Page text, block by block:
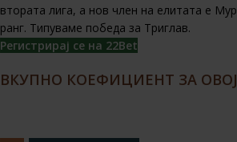
втората лига, а нов член на елитата е
ранг. Типуваме победа за Триглав.
Регистрирај се на 22Bet
ВКУПНО КОЕФИЦИЕНТ ЗА ОВОЈ